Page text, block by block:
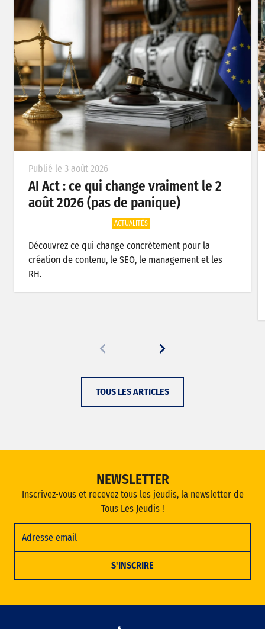
Publié le 31 juillet 2026
Texte, image, vidéo, développement
: les meilleures IA en juillet 2026
ACTUALITÉS
En juillet 2026, Anthropic domine nettement les
usages liés au langage, aux documents et au
développement, tandis qu’OpenAI prend l’avantage
TOUS LES ARTICLES
NEWSLETTER
Inscrivez-vous et recevez tous les jeudis, la newsletter de
Tous Les Jeudis !